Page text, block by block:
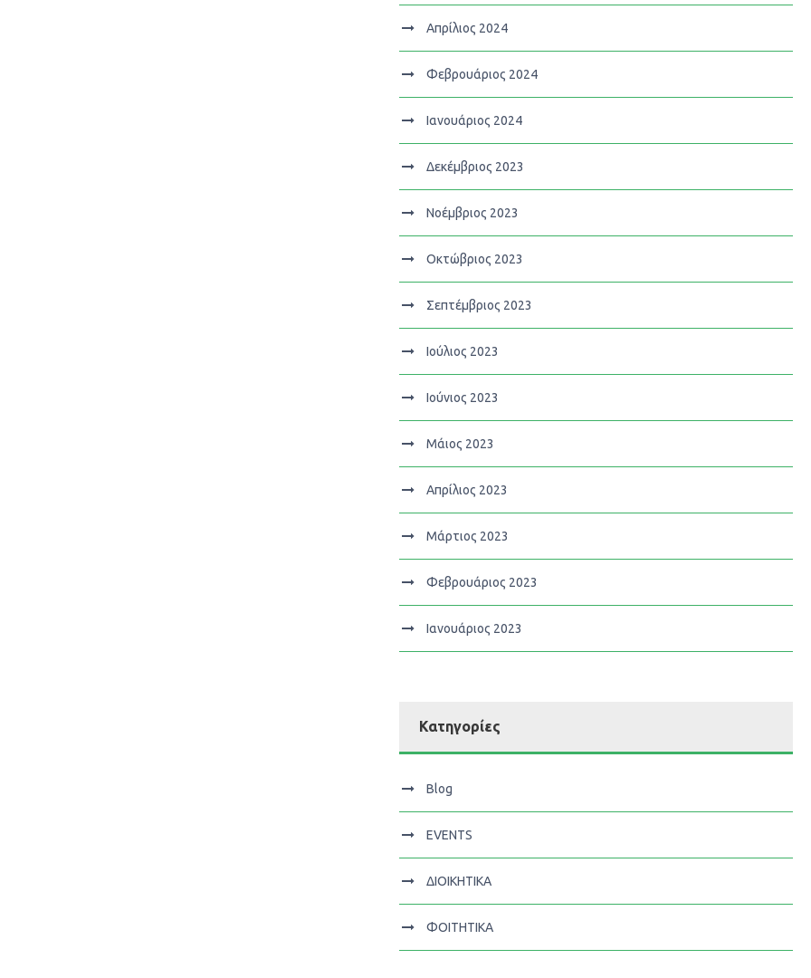
Απρίλιος 2024
Φεβρουάριος 2024
Ιανουάριος 2024
Δεκέμβριος 2023
Νοέμβριος 2023
Οκτώβριος 2023
Σεπτέμβριος 2023
Ιούλιος 2023
Ιούνιος 2023
Μάιος 2023
Απρίλιος 2023
Μάρτιος 2023
Φεβρουάριος 2023
Ιανουάριος 2023
Κατηγορίες
Blog
EVENTS
ΔΙΟΙΚΗΤΙΚΑ
ΦΟΙΤΗΤΙΚΑ